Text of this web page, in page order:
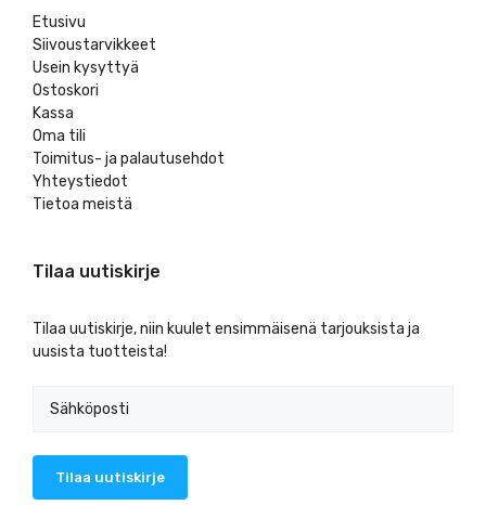
Etusivu
Siivoustarvikkeet
Usein kysyttyä
Ostoskori
Kassa
Oma tili
Toimitus- ja palautusehdot
Yhteystiedot
Tietoa meistä
Tilaa uutiskirje
Tilaa uutiskirje, niin kuulet ensimmäisenä tarjouksista ja
uusista tuotteista!